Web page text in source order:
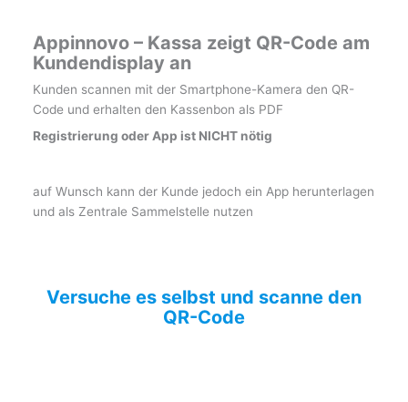
Appinnovo – Kassa zeigt QR-Code am
Kundendisplay an
Kunden scannen mit der Smartphone-Kamera den QR-
Code und erhalten den Kassenbon als PDF
Registrierung oder App ist NICHT nötig
auf Wunsch kann der Kunde jedoch ein App herunterlagen
und als Zentrale Sammelstelle nutzen
Versuche es selbst und scanne den
QR-Code